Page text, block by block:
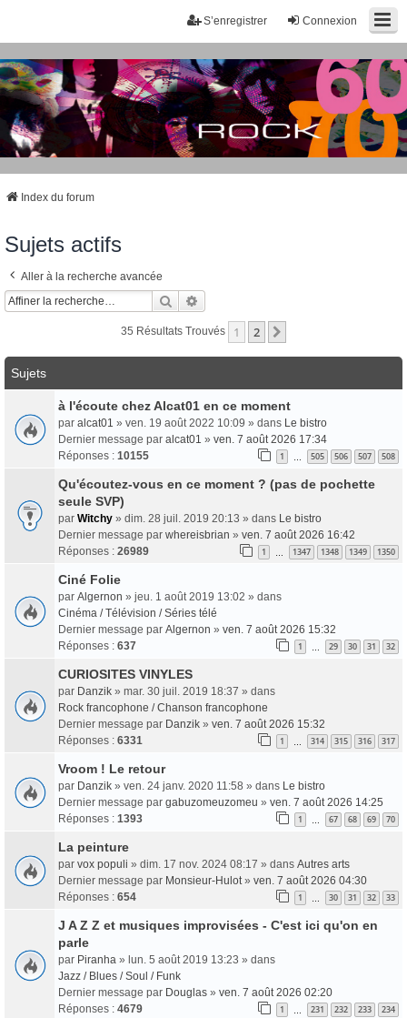
Connexion
S’enregistrer
Index du forum
Sujets actifs
Aller à la recherche avancée
Rechercher
35 Résultats Trouvés 1 2
Sujets
à l'écoute chez Alcat01 en ce moment
par alcat01 » ven. 19 août 2022 10:09 » dans Le bistro
Dernier message par alcat01 » ven. 7 août 2026 17:34
Réponses : 10155 1 505 506 507 508
Qu'écoutez-vous en ce moment ? (pas de pochette
seule SVP)
par Witchy » dim. 28 juil. 2019 20:13 » dans Le bistro
Dernier message par whereisbrian » ven. 7 août 2026 16:42
Réponses : 26989 1 1347 1348 1349 1350
Ciné Folie
par Algernon » jeu. 1 août 2019 13:02 » dans
Cinéma / Télévision / Séries télé
Dernier message par Algernon » ven. 7 août 2026 15:32
Réponses : 637 1 29 30 31 32
CURIOSITES VINYLES
par Danzik » mar. 30 juil. 2019 18:37 » dans
Rock francophone / Chanson francophone
Dernier message par Danzik » ven. 7 août 2026 15:32
Réponses : 6331 1 314 315 316 317
Vroom ! Le retour
par Danzik » ven. 24 janv. 2020 11:58 » dans Le bistro
Dernier message par gabuzomeuzomeu » ven. 7 août 2026 14:25
Réponses : 1393 1 67 68 69 70
La peinture
par vox populi » dim. 17 nov. 2024 08:17 » dans Autres arts
Dernier message par Monsieur-Hulot » ven. 7 août 2026 04:30
Réponses : 654 1 30 31 32 33
J A Z Z et musiques improvisées - C'est ici qu'on en
parle
par Piranha » lun. 5 août 2019 13:23 » dans
Jazz / Blues / Soul / Funk
Dernier message par Douglas » ven. 7 août 2026 02:20
Réponses : 4679 1 231 232 233 234